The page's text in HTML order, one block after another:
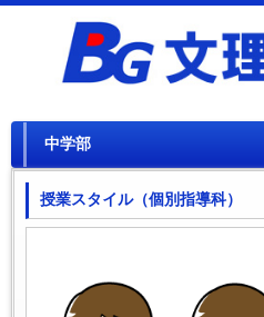
中学部
授業スタイル（個別指導科）